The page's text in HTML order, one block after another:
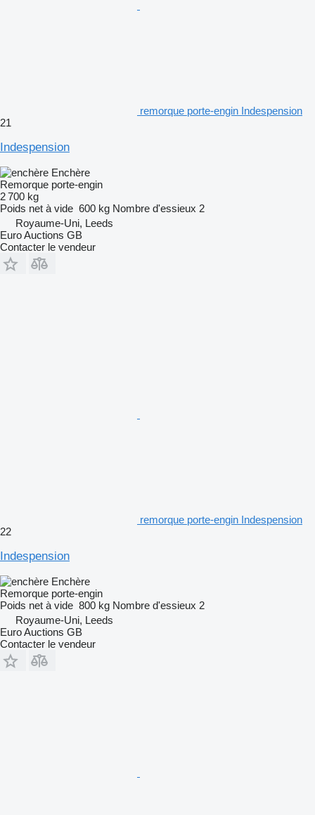
remorque porte-engin Indespension
21
Indespension
Enchère
Remorque porte-engin
2 700 kg
Poids net à vide 600 kg Nombre d'essieux 2
Royaume-Uni, Leeds
Euro Auctions GB
Contacter le vendeur
remorque porte-engin Indespension
22
Indespension
Enchère
Remorque porte-engin
Poids net à vide 800 kg Nombre d'essieux 2
Royaume-Uni, Leeds
Euro Auctions GB
Contacter le vendeur